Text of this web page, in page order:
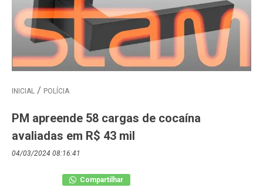
INICIAL POLÍCIA
PM apreende 58 cargas de cocaína
avaliadas em R$ 43 mil
04/03/2024 08:16:41
Compartilhar